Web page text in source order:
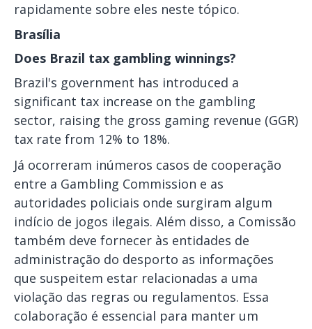
rapidamente sobre eles neste tópico.
Brasília
Does Brazil tax gambling winnings?
Brazil's government has introduced a
significant tax increase on the gambling
sector, raising the gross gaming revenue (GGR)
tax rate from 12% to 18%.
Já ocorreram inúmeros casos de cooperação
entre a Gambling Commission e as
autoridades policiais onde surgiram algum
indício de jogos ilegais. Além disso, a Comissão
também deve fornecer às entidades de
administração do desporto as informações
que suspeitem estar relacionadas a uma
violação das regras ou regulamentos. Essa
colaboração é essencial para manter um